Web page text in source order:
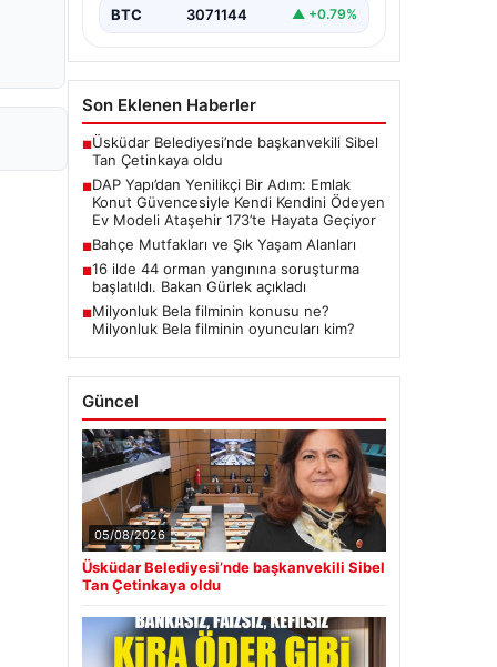
Gayrimenkul Geliştirme, dikkat çekici
BTC 3071144 ▲ +0.79%
Son Eklenen Haberler
■Üsküdar Belediyesi’nde başkanvekili Sibel
Tan Çetinkaya oldu
■DAP Yapı’dan Yenilikçi Bir Adım: Emlak
Konut Güvencesiyle Kendi Kendini Ödeyen
Ev Modeli Ataşehir 173’te Hayata Geçiyor
■Bahçe Mutfakları ve Şık Yaşam Alanları
■16 ilde 44 orman yangınına soruşturma
başlatıldı. Bakan Gürlek açıkladı
■Milyonluk Bela filminin konusu ne?
Milyonluk Bela filminin oyuncuları kim?
Güncel
05/08/2026
Üsküdar Belediyesi’nde başkanvekili Sibel
Tan Çetinkaya oldu